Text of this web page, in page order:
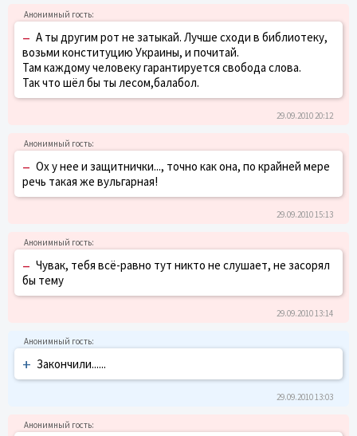
– А ты другим рот не затыкай. Лучше сходи в библиотеку,
возьми конституцию Украины, и почитай.
Там каждому человеку гарантируется свобода слова.
Так что шёл бы ты лесом,балабол.
29.09.2010 20:12
– Ох у нее и защитнички..., точно как она, по крайней мере
речь такая же вульгарная!
29.09.2010 15:13
– Чувак, тебя всё-равно тут никто не слушает, не засорял
бы тему
29.09.2010 13:14
+ Закончили......
29.09.2010 13:03